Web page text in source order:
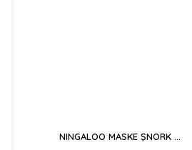
NINGALOO MASKE ŞNORK ...